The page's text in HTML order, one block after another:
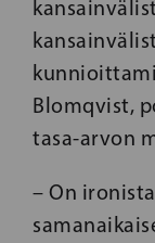
Blomqvist,
tasa-arvon
– On